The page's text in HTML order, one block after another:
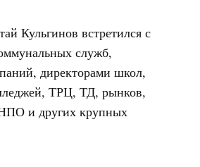
Кульгинов встретился с
служб,
директорами школ,
ТРЦ, ТД, рынков,
и других крупных